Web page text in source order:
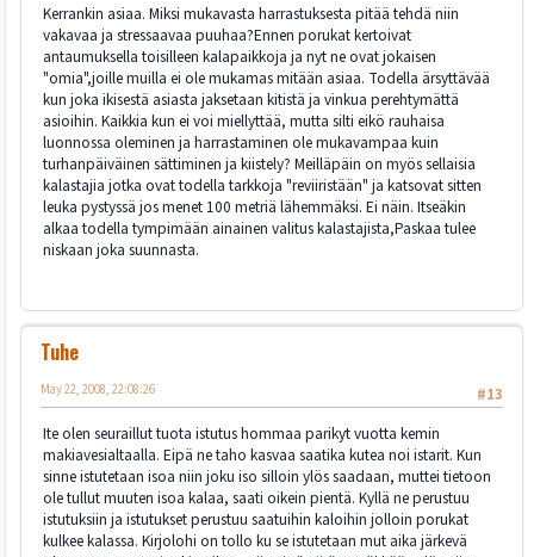
Kerrankin asiaa. Miksi mukavasta harrastuksesta pitää tehdä niin
vakavaa ja stressaavaa puuhaa?Ennen porukat kertoivat
antaumuksella toisilleen kalapaikkoja ja nyt ne ovat jokaisen
"omia",joille muilla ei ole mukamas mitään asiaa. Todella ärsyttävää
kun joka ikisestä asiasta jaksetaan kitistä ja vinkua perehtymättä
asioihin. Kaikkia kun ei voi miellyttää, mutta silti eikö rauhaisa
luonnossa oleminen ja harrastaminen ole mukavampaa kuin
turhanpäiväinen sättiminen ja kiistely? Meilläpäin on myös sellaisia
kalastajia jotka ovat todella tarkkoja "reviiristään" ja katsovat sitten
leuka pystyssä jos menet 100 metriä lähemmäksi. Ei näin. Itseäkin
alkaa todella tympimään ainainen valitus kalastajista,Paskaa tulee
niskaan joka suunnasta.
Tuhe
#13
May 22, 2008, 22:08:26
Ite olen seuraillut tuota istutus hommaa parikyt vuotta kemin
makiavesialtaalla. Eipä ne taho kasvaa saatika kutea noi istarit. Kun
sinne istutetaan isoa niin joku iso silloin ylös saadaan, muttei tietoon
ole tullut muuten isoa kalaa, saati oikein pientä. Kyllä ne perustuu
istutuksiin ja istutukset perustuu saatuihin kaloihin jolloin porukat
kulkee kalassa. Kirjolohi on tollo ku se istutetaan mut aika järkevä